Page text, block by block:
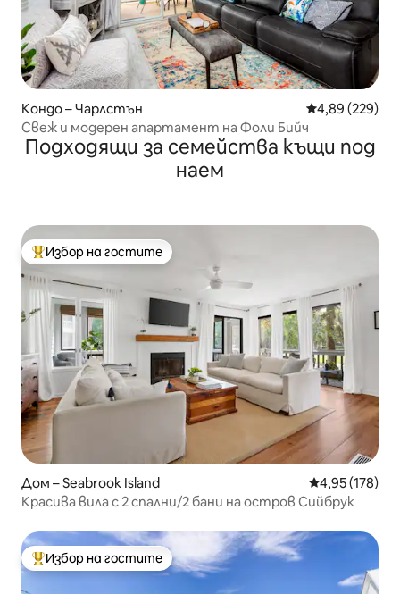
Кондо – Чарлстън Средна
4,89 (229)
Свеж и модерен апартамент на Фоли Бийч
Подходящи за семейства къщи под
наем
Най-популярен избор на гостите
Избор на гостите
Дом – Seabrook Island Средна
4,95 (178)
Красива вила с 2 спални/2 бани на остров Сийбрук
Най-популярен избор на гостите
Избор на гостите